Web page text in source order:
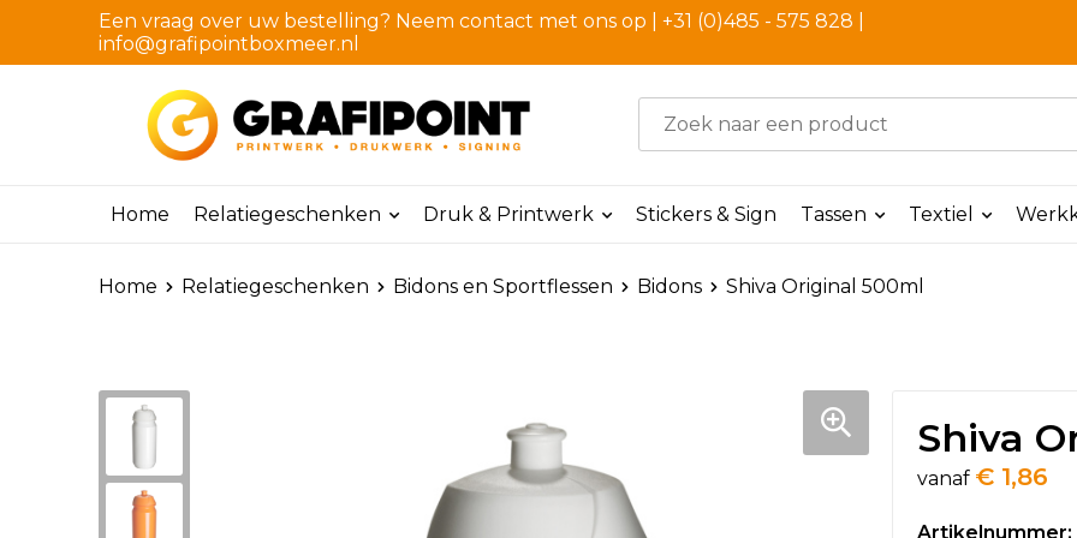
Een vraag over uw bestelling? Neem contact met ons op | +31 (0)485 - 575 828 |
info@grafipointboxmeer.nl
Home Relatiegeschenken Druk & Printwerk Stickers & Sign Tassen Textiel
Home Relatiegeschenken Bidons en Sportflessen Bidons Shiva Original 500ml
Shiva
vanaf € 1,86
Artikelnummer: